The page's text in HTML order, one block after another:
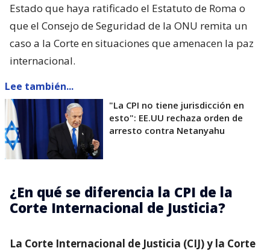
Estado que haya ratificado el Estatuto de Roma o
que el Consejo de Seguridad de la ONU remita un
caso a la Corte en situaciones que amenacen la paz
internacional.
Lee también...
"La CPI no tiene jurisdicción en
esto": EE.UU rechaza orden de
arresto contra Netanyahu
¿En qué se diferencia la CPI de la
Corte Internacional de Justicia?
La Corte Internacional de Justicia (CIJ) y la Corte